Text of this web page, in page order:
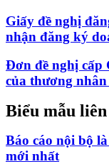
Giấy đề nghị
nhận đăng ký
Đơn đề nghị cấp
của thương
Biểu mẫu
Báo cáo nội bộ
mới nhất